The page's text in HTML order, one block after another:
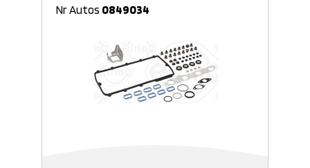
Nr Autos 0849034